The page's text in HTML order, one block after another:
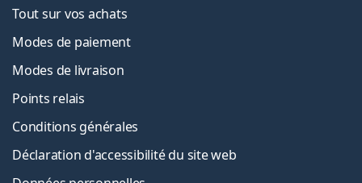
Tout sur vos achats
Modes de paiement
Modes de livraison
Points relais
Conditions générales
Déclaration d'accessibilité du site web